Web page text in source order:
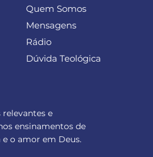
Quem Somos
Mensagens
Rádio
Dúvida Teológica
e
ensinamentos de
o amor em Deus.